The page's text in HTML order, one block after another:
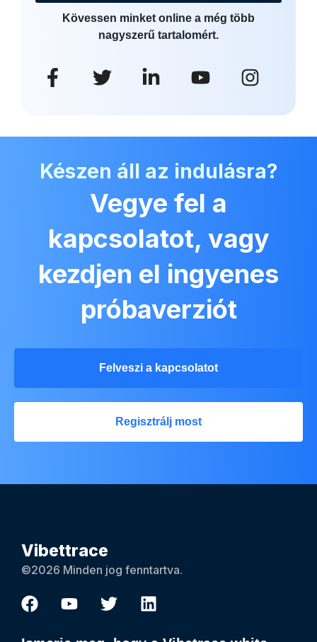
Kövessen minket online a még több
nagyszerű tartalomért.
Készen áll az indulásra?
Vegye fel a
kapcsolatot, vagy
kezdjen el ingyenes
próbaverziót
Felveszi a kapcsolatot
Regisztrálj most
Vibettrace
©2026 Minden jog fenntartva.